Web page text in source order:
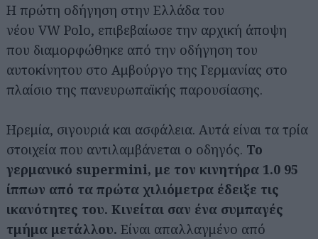
Η πρώτη οδήγηση στην Ελλάδα του
νέου VW Polo, επιβεβαίωσε την αρχική άποψη
που διαμορφώθηκε από την οδήγηση του
αυτοκίνητου στο Αμβούργο της Γερμανίας στο
πλαίσιο της πανευρωπαϊκής παρουσίασης.
Ηρεμία, σιγουριά και ασφάλεια. Αυτά είναι τα τρία
στοιχεία που αντιλαμβάνεται ο οδηγός. Το
γερμανικό supermini, με τον κινητήρα 1.0 95
ίππων από τα πρώτα χιλιόμετρα έδειξε τις
ικανότητες του. Κινείται σαν ένα συμπαγές
τμήμα μετάλλου. Είναι απαλλαγμένο από